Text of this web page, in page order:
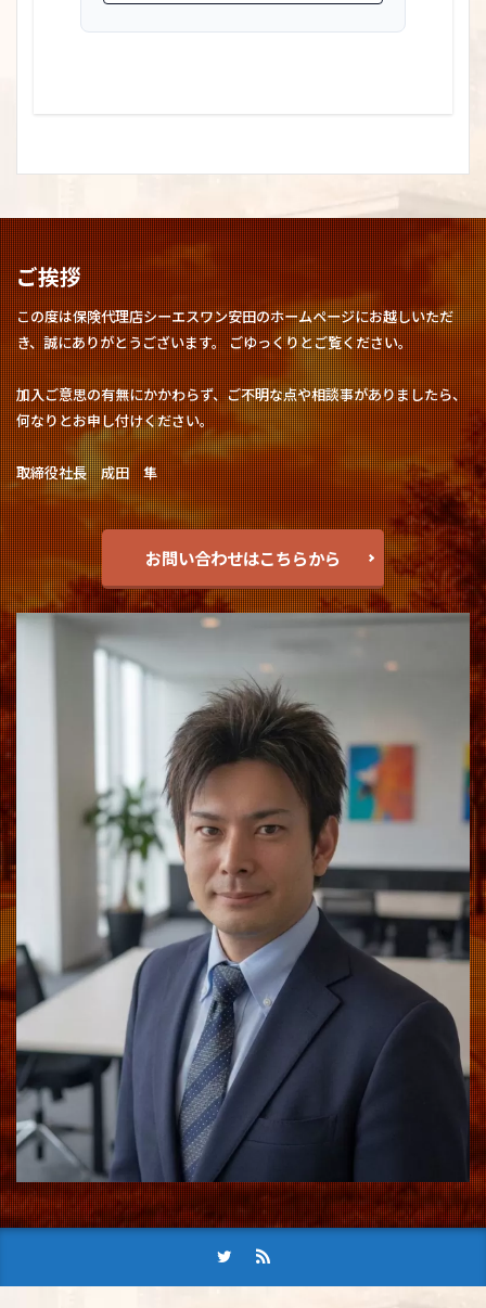
ご挨拶
この度は保険代理店シーエスワン安田のホームページにお越しいただ
き、誠にありがとうございます。 ごゆっくりとご覧ください。
加入ご意思の有無にかかわらず、ご不明な点や相談事がありましたら、
何なりとお申し付けください。
取締役社長 成田 隼
お問い合わせはこちらから